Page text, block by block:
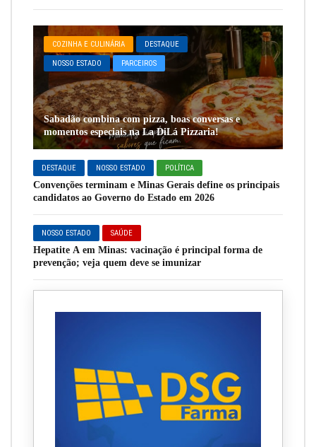
COZINHA E CULINÁRIA DESTAQUE
NOSSO ESTADO PARCEIROS
Sabadão combina com pizza, boas conversas e
momentos especiais na La DiLá Pizzaria!
DESTAQUE NOSSO ESTADO POLÍTICA
Convenções terminam e Minas Gerais define os principais
candidatos ao Governo do Estado em 2026
NOSSO ESTADO SAÚDE
Hepatite A em Minas: vacinação é principal forma de
prevenção; veja quem deve se imunizar